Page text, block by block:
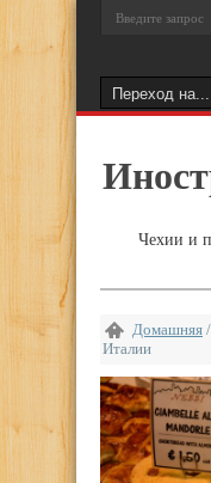
Чехии и
Домашняя /
Италии